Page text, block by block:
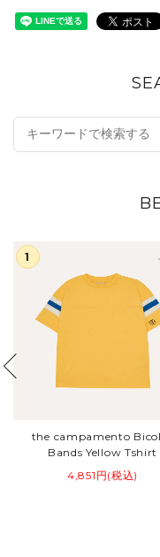
the campamento
Bands Yellow Tshirt
4,851円(税込)